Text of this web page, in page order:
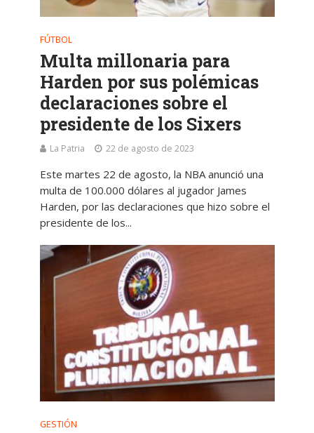
FÚTBOL
Multa millonaria para
Harden por sus polémicas
declaraciones sobre el
presidente de los Sixers
La Patria 22 de agosto de 2023
Este martes 22 de agosto, la NBA anunció una
multa de 100.000 dólares al jugador James
Harden, por las declaraciones que hizo sobre el
presidente de los...
GESTIÓN